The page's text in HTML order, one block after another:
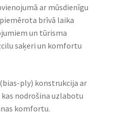
ar mūsdienīgu
brīvā laika
un tūrisma
saķeri un komfortu
ply) konstrukcija ar
nodrošina uzlabotu
komfortu.​